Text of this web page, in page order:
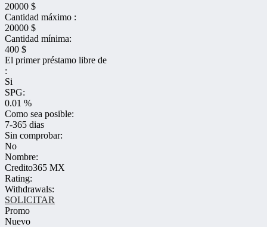
20000 $
Cantidad máximo :
20000 $
Cantidad mínima:
400 $
El primer préstamo libre de
:
Si
SPG:
0.01 %
Como sea posible:
7-365 dias
Sin comprobar:
No
Nombre:
Credito365 MX
Rating:
Withdrawals:
SOLICITAR
Promo
Nuevo